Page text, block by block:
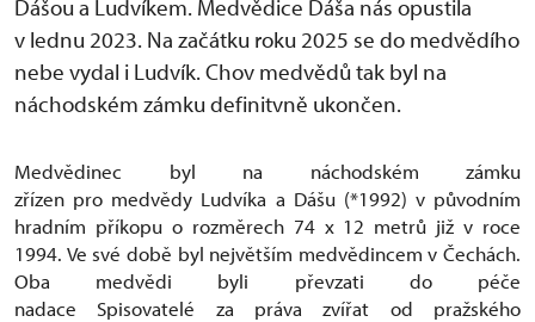
Dášou a Ludvíkem. Medvědice Dáša nás opustila
v lednu 2023. Na začátku roku 2025 se do medvědího
nebe vydal i Ludvík. Chov medvědů tak byl na
náchodském zámku definitvně ukončen.
Medvědinec byl na náchodském zámku
zřízen pro medvědy Ludvíka a Dášu (*1992) v původním
hradním příkopu o rozměrech 74 x 12 metrů již v roce
1994. Ve své době byl největším medvědincem v Čechách.
Oba medvědi byli převzati do péče
nadace Spisovatelé za práva zvířat od pražského